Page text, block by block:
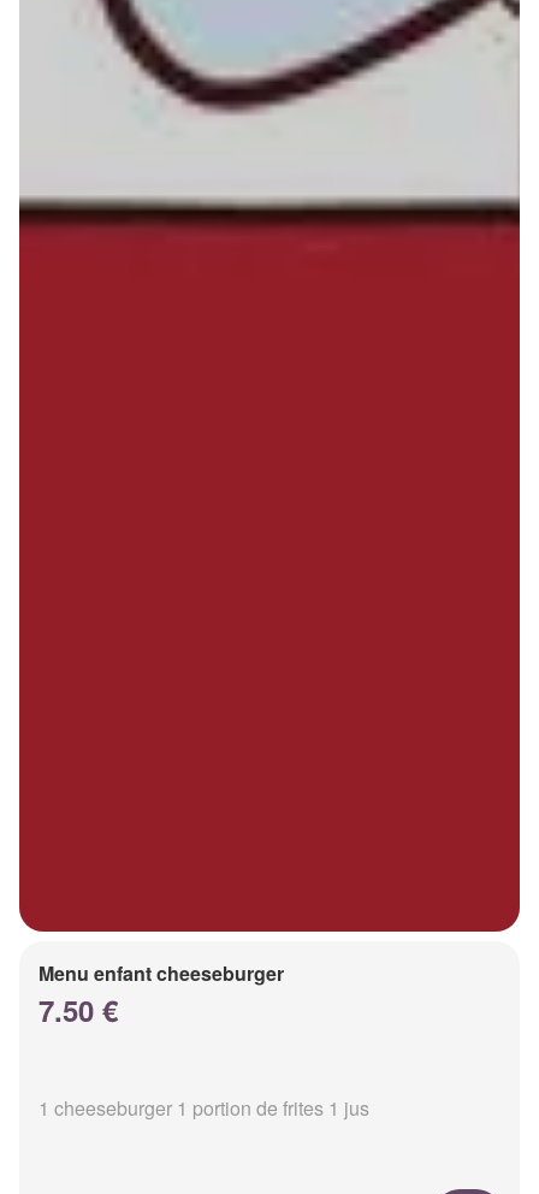
Menu enfant cheeseburger
7.50 €
1 cheeseburger 1 portion de frites 1 jus